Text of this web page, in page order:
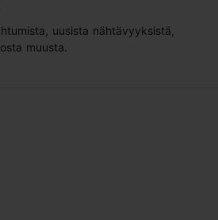
uusista nähtävyyksistä,
muusta.